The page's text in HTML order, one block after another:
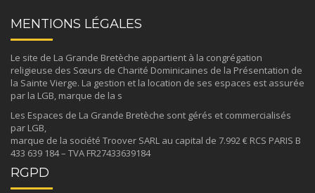
MENTIONS LÉGALES
Le site de La Grande Bretèche appartient à la congrégation
religieuse des Sœurs de Charité Dominicaines de la Présentation de
la Sainte Vierge. La gestion et la location de ses espaces est assurée
par la LGB, marque de la s
Les Espaces de La Grande Bretèche sont gérés et commercialisés
par LGB,
marque de la société Troover SARL au capital de 7.992 € RCS PARIS B
433 639 184 – TVA FR27433639184
RGPD